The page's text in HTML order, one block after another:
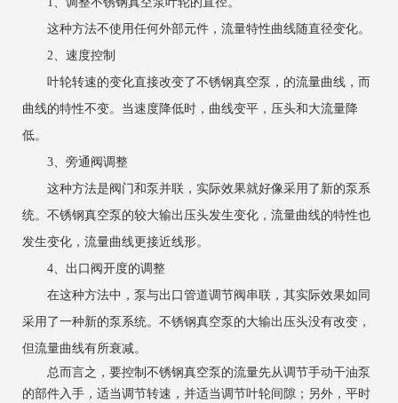
这种方法不使用任何外部元件，流量特性曲线随直径变化。
2、速度控制
叶轮转速的变化直接改变了不锈钢真空泵，的流量曲线，而
曲线的特性不变。当速度降低时，曲线变平，压头和大流量降
低。
3、旁通阀调整
这种方法是阀门和泵并联，实际效果就好像采用了新的泵系
统。不锈钢真空泵的较大输出压头发生变化，流量曲线的特性也
发生变化，流量曲线更接近线形。
4、出口阀开度的调整
在这种方法中，泵与出口管道调节阀串联，其实际效果如同
采用了一种新的泵系统。不锈钢真空泵的大输出压头没有改变，
但流量曲线有所衰减。
总而言之，要控制不锈钢真空泵的流量先从调节手动干油泵
的部件入手，适当调节转速，并适当调节叶轮间隙；另外，平时